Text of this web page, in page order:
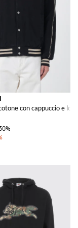
con cappuccio e logo